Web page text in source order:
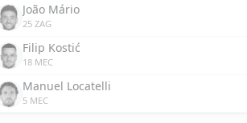
João Mário
25 ZAG
Filip Kostić
18 MEC
Manuel Locatelli
5 MEC